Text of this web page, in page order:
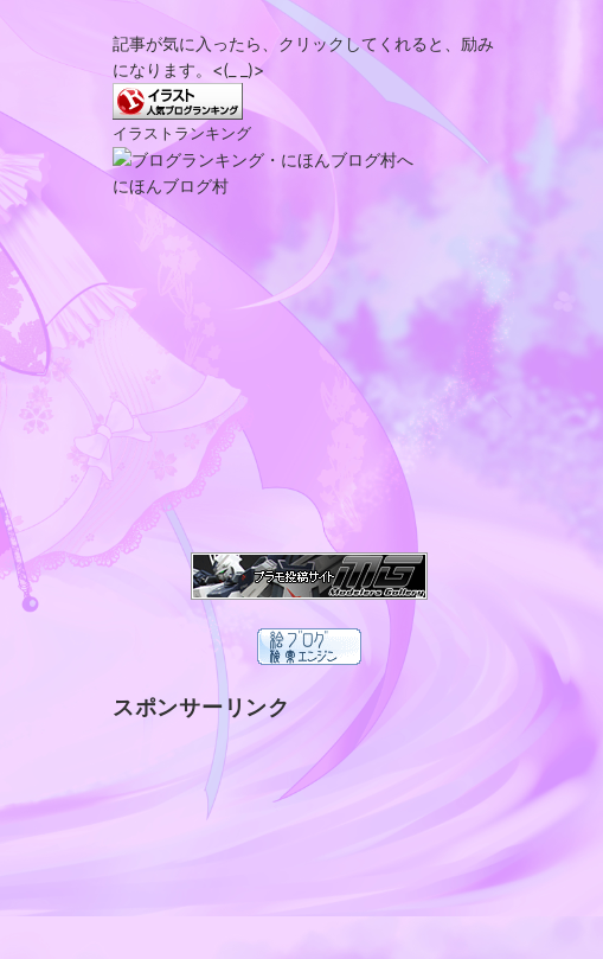
記事が気に入ったら、クリックしてくれると、励み
になります。<(_ _)>
イラストランキング
にほんブログ村
スポンサーリンク